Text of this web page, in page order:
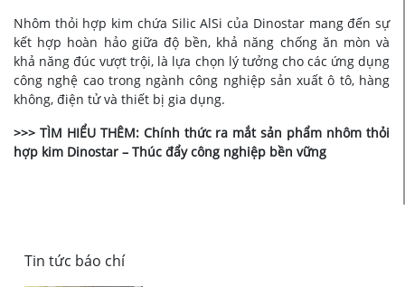
Nhôm thỏi hợp kim chứa Silic AlSi của Dinostar mang đến sự
kết hợp hoàn hảo giữa độ bền, khả năng chống ăn mòn và
khả năng đúc vượt trội, là lựa chọn lý tưởng cho các ứng dụng
công nghệ cao trong ngành công nghiệp sản xuất ô tô, hàng
không, điện tử và thiết bị gia dụng.
>>> TÌM HIỂU THÊM: Chính thức ra mắt sản phẩm nhôm thỏi
hợp kim Dinostar – Thúc đẩy công nghiệp bền vững
Tin tức báo chí